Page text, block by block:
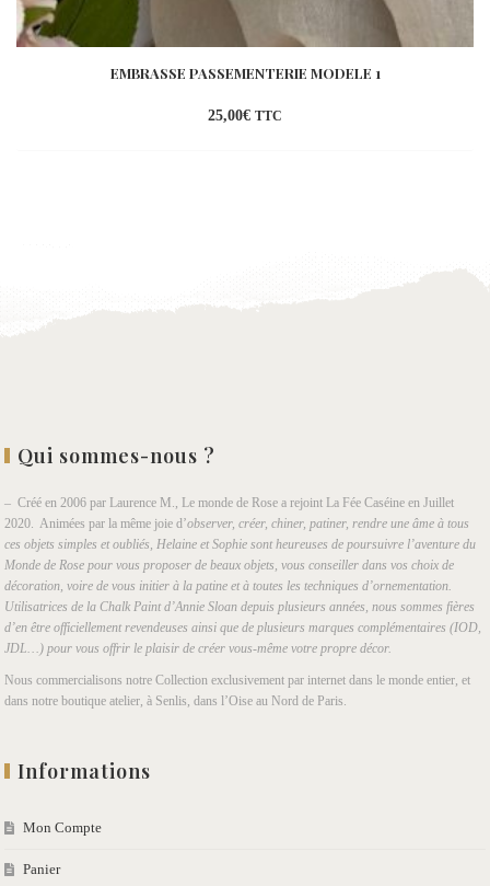
EMBRASSE PASSEMENTERIE MODELE 1
25,00€ TTC
Qui sommes-nous ?
– Créé en 2006 par Laurence M., Le monde de Rose a rejoint La Fée Caséine en Juillet
2020. Animées par la même joie d’observer, créer, chiner, patiner, rendre une âme à tous
ces objets simples et oubliés, Helaine et Sophie sont heureuses de poursuivre l’aventure du
Monde de Rose pour vous proposer de beaux objets, vous conseiller dans vos choix de
décoration, voire de vous initier à la patine et à toutes les techniques d’ornementation.
Utilisatrices de la Chalk Paint d’Annie Sloan depuis plusieurs années, nous sommes fières
d’en être officiellement revendeuses ainsi que de plusieurs marques complémentaires (IOD,
JDL…) pour vous offrir le plaisir de créer vous-même votre propre décor.
Nous commercialisons notre Collection exclusivement par internet dans le monde entier, et
dans notre boutique atelier, à Senlis, dans l’Oise au Nord de Paris.
Informations
Mon Compte
Panier